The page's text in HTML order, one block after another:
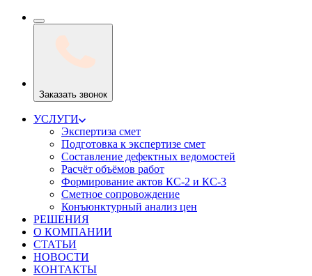
Заказать звонок
УСЛУГИ
Экспертиза смет
Подготовка к экспертизе смет
Составление дефектных ведомостей
Расчёт объёмов работ
Формирование актов КС-2 и КС-3
Сметное сопровождение
Конъюнктурный анализ цен
РЕШЕНИЯ
О КОМПАНИИ
СТАТЬИ
НОВОСТИ
КОНТАКТЫ